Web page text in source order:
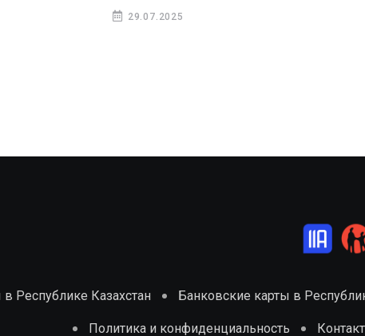
29.07.2025
Республике Казахстан Банковские карты в
Политика и конфиденциальность